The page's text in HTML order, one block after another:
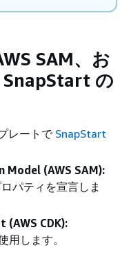
SAM、お
SnapStart の
レートで SnapStart
(AWS SAM):
パティを宣言しま
(AWS CDK):
用します。